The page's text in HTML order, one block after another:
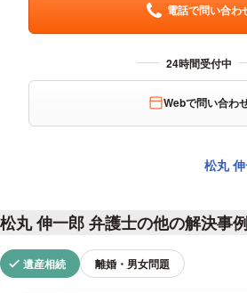
電話で問い合わ
Webで問い合わ
松丸
松丸 伸一郎 弁護士の他の解決事
遺産相続 離婚・男女問題